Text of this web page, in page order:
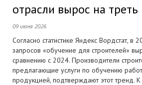
отрасли вырос на треть
09 июня 2026
Согласно статистике Яндекс Вордстат, в
запросов «обучение для строителей»
сравнению с 2024. Производители
предлагающие услуги по обучению
продукцией, подтверждают этот тренд.